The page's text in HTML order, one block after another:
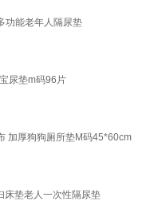
功能老年人隔尿垫
尿垫m码96片
加厚狗狗厕所垫M码45*60cm
床垫老人一次性隔尿垫